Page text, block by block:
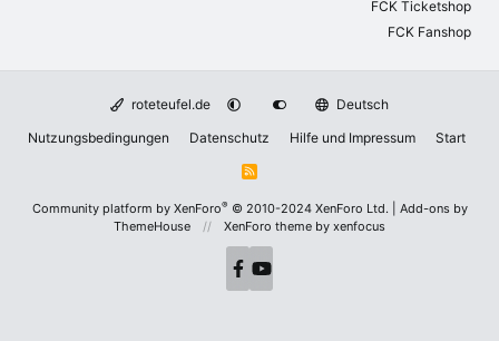
FCK Ticketshop
FCK Fanshop
roteteufel.de
Deutsch
Nutzungsbedingungen
Datenschutz Hilfe und Impressum Start
R
Community platform by XenForo® © 2010-2024 XenForo Ltd.
Add-ons by
ThemeHouse
XenForo theme by xenfocus